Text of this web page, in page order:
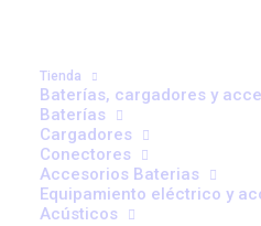
Tienda
Baterías, cargadores y
Baterías
Cargadores
Conectores
Accesorios Baterias
Equipamiento eléctrico y
Acústicos